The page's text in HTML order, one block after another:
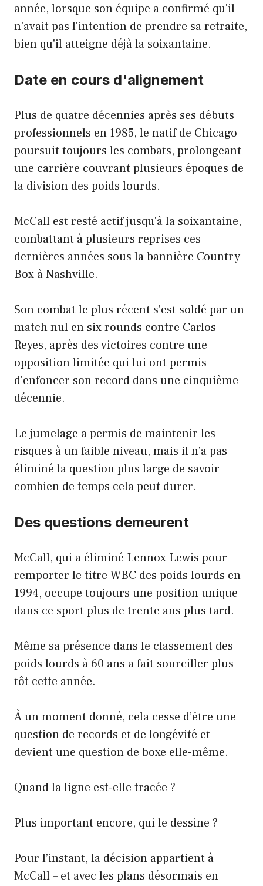
année, lorsque son équipe a confirmé qu'il
n'avait pas l'intention de prendre sa retraite,
bien qu'il atteigne déjà la soixantaine.
Date en cours d'alignement
Plus de quatre décennies après ses débuts
professionnels en 1985, le natif de Chicago
poursuit toujours les combats, prolongeant
une carrière couvrant plusieurs époques de
la division des poids lourds.
McCall est resté actif jusqu'à la soixantaine,
combattant à plusieurs reprises ces
dernières années sous la bannière Country
Box à Nashville.
Son combat le plus récent s'est soldé par un
match nul en six rounds contre Carlos
Reyes, après des victoires contre une
opposition limitée qui lui ont permis
d'enfoncer son record dans une cinquième
décennie.
Le jumelage a permis de maintenir les
risques à un faible niveau, mais il n’a pas
éliminé la question plus large de savoir
combien de temps cela peut durer.
Des questions demeurent
McCall, qui a éliminé Lennox Lewis pour
remporter le titre WBC des poids lourds en
1994, occupe toujours une position unique
dans ce sport plus de trente ans plus tard.
Même sa présence dans le classement des
poids lourds à 60 ans a fait sourciller plus
tôt cette année.
À un moment donné, cela cesse d’être une
question de records et de longévité et
devient une question de boxe elle-même.
Quand la ligne est-elle tracée ?
Plus important encore, qui le dessine ?
Pour l’instant, la décision appartient à
McCall – et avec les plans désormais en